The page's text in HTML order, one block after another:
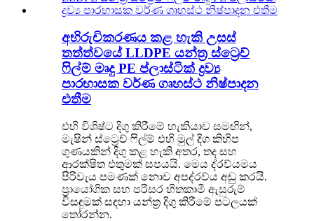
අභිරුචිකරණය කළ හැකි උසස්
තත්ත්වයේ LLDPE යන්ත්‍ර ස්ට්‍රෙච්
ෆිල්ම් මෘදු PE ප්ලාස්ටික් ද්‍රව්‍ය
පාරභාසක වර්ණ ගෘහස්ථ නිෂ්පාදන
එතීම
එහි විශිෂ්ට දිගු කිරීමේ හැකියාව සමඟින්,
මැෂින් ස්ට්‍රෙච් ෆිල්ම් එහි මුල් දිග කිහිප
ගුණයකින් දිගු කළ හැකි අතර, තද සහ
ආරක්ෂිත එතුමක් සපයයි. මෙය ද්රව්යමය
පිරිවැය පමණක් නොව අපද්රව්ය අඩු කරයි.
ප්‍රායෝගික සහ පරිසර හිතකාමී ඇසුරුම්
විසඳුමක් සඳහා යන්ත්‍ර දිගු කිරීමේ පටලයක්
තෝරන්න.